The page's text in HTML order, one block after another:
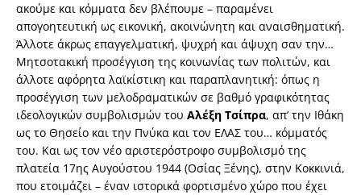
ακούμε και κόμματα δεν βλέπουμε – παραμένει
απογοητευτική ως εικονική, ακοινώνητη και αναισθηματική.
Άλλοτε άκρως επαγγελματική, ψυχρή και άψυχη σαν την…
Μητσοτακική προσέγγιση της κοινωνίας των πολιτών, και
άλλοτε αφόρητα λαϊκίστικη και παραπλανητική: όπως η
προσέγγιση των μελοδραματικών σε βαθμό γραφικότητας
ιδεολογικών συμβολισμών του Αλέξη Τσίπρα, απ’ την Ιθάκη
ως το Θησείο και την Πνύκα και τον ΕΛΑΣ του… κόμματός
του. Και ως τον νέο αριστερόστροφο συμβολισμό της
πλατεία 17ης Αυγούστου 1944 (Οσίας Ξένης), στην Κοκκινιά,
που ετοιμάζει – έναν ιστορικά φορτισμένο χώρο που έχει